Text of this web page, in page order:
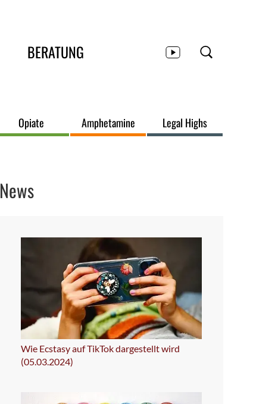
BERATUNG
Opiate Amphetamine Legal Highs
News
Wie Ecstasy auf TikTok dargestellt wird
(05.03.2024)